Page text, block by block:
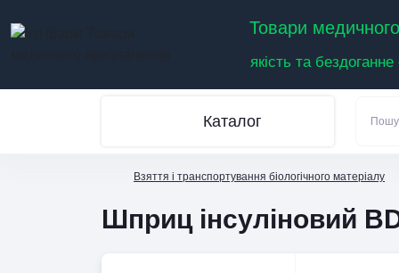
Товари
якість та
Каталог
Взяття і транспортування біологічного матеріалу
Шприц інсуліновий